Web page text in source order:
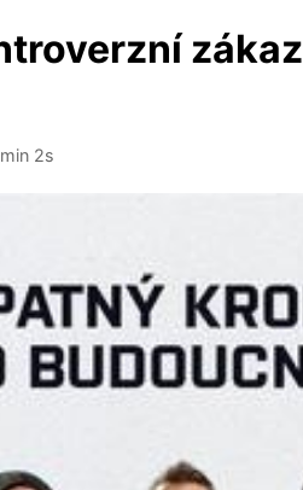
2s